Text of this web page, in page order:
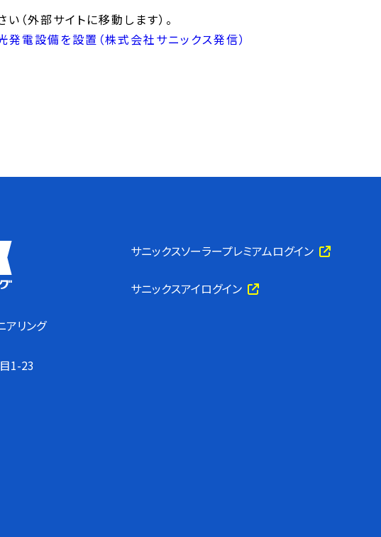
（外部サイトに移動します）。
発電設備を設置（株式会社サニックス発信）
アリング
1-23
サニックスソーラープレミアムログイン
サニックスアイログイン